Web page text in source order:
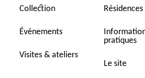
Collection
Événements
Visites & ateliers
Résidences
pratiques
Le site